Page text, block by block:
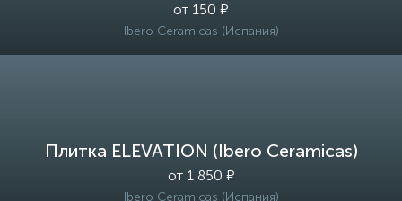
от 150 ₽
Ibero Ceramicas (Испания)
Плитка ELEVATION (Ibero Ceramicas)
от 1 850 ₽
Ibero Ceramicas (Испания)